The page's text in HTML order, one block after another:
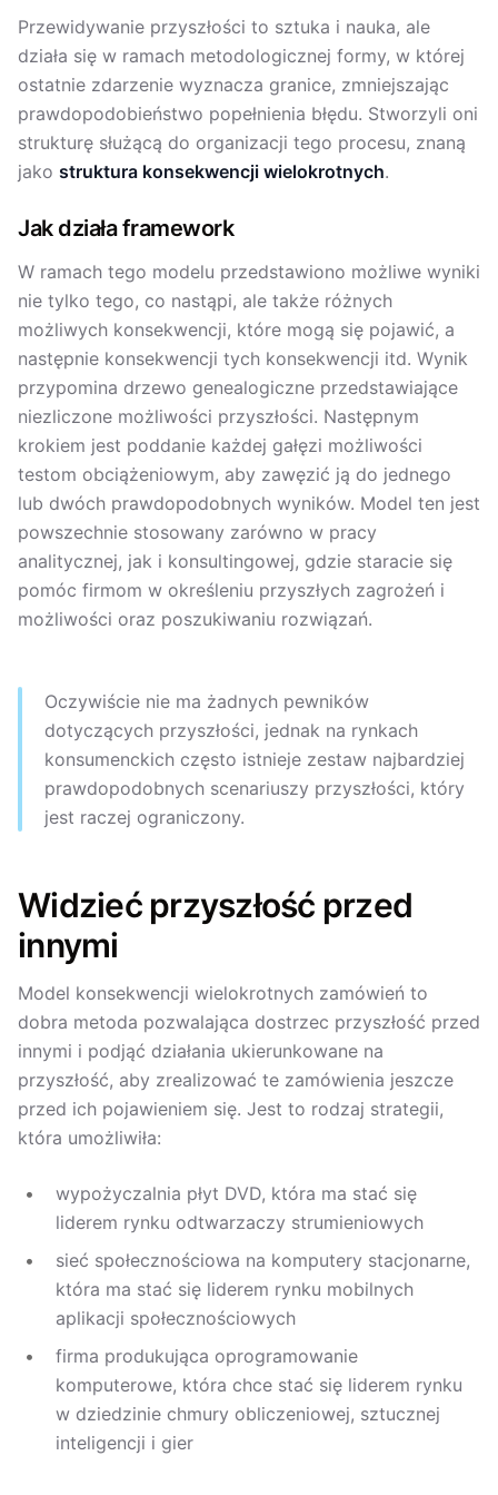
Przewidywanie przyszłości to sztuka i nauka, ale
działa się w ramach metodologicznej formy, w której
ostatnie zdarzenie wyznacza granice, zmniejszając
prawdopodobieństwo popełnienia błędu. Stworzyli oni
strukturę służącą do organizacji tego procesu, znaną
jako struktura konsekwencji wielokrotnych.
Jak działa framework
W ramach tego modelu przedstawiono możliwe wyniki
nie tylko tego, co nastąpi, ale także różnych
możliwych konsekwencji, które mogą się pojawić, a
następnie konsekwencji tych konsekwencji itd. Wynik
przypomina drzewo genealogiczne przedstawiające
niezliczone możliwości przyszłości. Następnym
krokiem jest poddanie każdej gałęzi możliwości
testom obciążeniowym, aby zawęzić ją do jednego
lub dwóch prawdopodobnych wyników. Model ten jest
powszechnie stosowany zarówno w pracy
analitycznej, jak i konsultingowej, gdzie staracie się
pomóc firmom w określeniu przyszłych zagrożeń i
możliwości oraz poszukiwaniu rozwiązań.
Oczywiście nie ma żadnych pewników
dotyczących przyszłości, jednak na rynkach
konsumenckich często istnieje zestaw najbardziej
prawdopodobnych scenariuszy przyszłości, który
jest raczej ograniczony.
Widzieć przyszłość przed
innymi
Model konsekwencji wielokrotnych zamówień to
dobra metoda pozwalająca dostrzec przyszłość przed
innymi i podjąć działania ukierunkowane na
przyszłość, aby zrealizować te zamówienia jeszcze
przed ich pojawieniem się. Jest to rodzaj strategii,
która umożliwiła:
wypożyczalnia płyt DVD, która ma stać się
liderem rynku odtwarzaczy strumieniowych
sieć społecznościowa na komputery stacjonarne,
która ma stać się liderem rynku mobilnych
aplikacji społecznościowych
firma produkująca oprogramowanie
komputerowe, która chce stać się liderem rynku
w dziedzinie chmury obliczeniowej, sztucznej
inteligencji i gier